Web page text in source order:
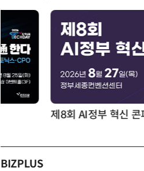
제8회 AI정부 혁신 콘퍼런스
BIZPLUS